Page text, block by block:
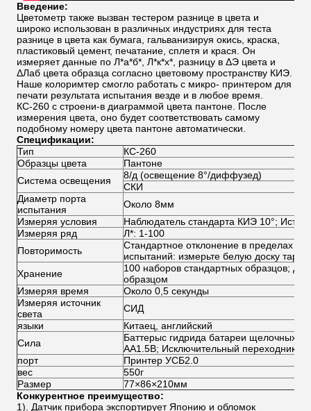
Введение:
Цветометр также вызван тестером разнице в цвета и
широко использован в различных индустриях для теста
разнице в цвета как бумага, гальванизируя окись, краска,
пластиковый цемент, печатание, сплетя и крася. Он
измеряет данные по Л*а*б*, Л*к*х*, разницу в ΔЭ цвета и
ΔЛаб цвета образца согласно цветовому пространству КИЭ.
Наше колоримтер смогло работать с микро- принтером для
печати результата испытания везде и в любое время.
КС-260 с строени-в диаграммой цвета пантоне. После
измерения цвета, оно будет соответствовать самому
подобному номеру цвета пантоне автоматически.
Спецификации:
Тип
КС-260
Образцы цвета
Пантоне
Система освещения
8/д (освещение 8°/диффузед)
СКИ
Диаметр порта
испытания
Около 8мм
Измеряя условия
Наблюдатель стандарта КИЭ 10°;
Измеряя ряд
Л*: 1-100
Повторимость
Стандартное отклонение в пределах
испытаний: измерьте белую доску
Хранение
100 наборов стандартных образцов;
образцом
Измеряя время
Около 0,5 секунды
Измеряя источник
света
СИД
языки
Китаец, английский
Сила
Баттерыс гидрида батареи щелочных
АА1.5В; Исключительный переходник
порт
Принтер УСБ2.0
вес
550г
Размер
77×86×210мм
Конкурентное преимущество:
1). Датчик прибора экспортирует Японию и обломок